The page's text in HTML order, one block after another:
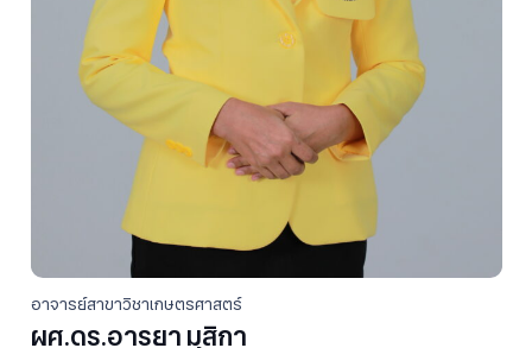
อาจารย์สาขาวิชาเกษตรศาสตร์
ผศ.ดร.อารยา มุสิกา